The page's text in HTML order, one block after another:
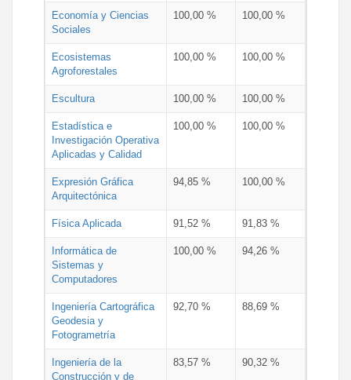
Economía y Ciencias
Sociales
100,00 % 100,00 %
Ecosistemas
Agroforestales
100,00 % 100,00 %
Escultura 100,00 % 100,00 %
Estadística e
Investigación Operativa
Aplicadas y Calidad
100,00 % 100,00 %
Expresión Gráfica
Arquitectónica
94,85 % 100,00 %
Física Aplicada 91,52 % 91,83 %
Informática de
Sistemas y
Computadores
100,00 % 94,26 %
Ingeniería Cartográfica
Geodesia y
Fotogrametría
92,70 % 88,69 %
Ingeniería de la
Construcción y de
83,57 % 90,32 %